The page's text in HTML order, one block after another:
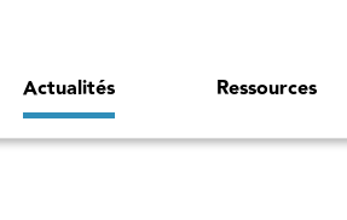
Actualités Ressources